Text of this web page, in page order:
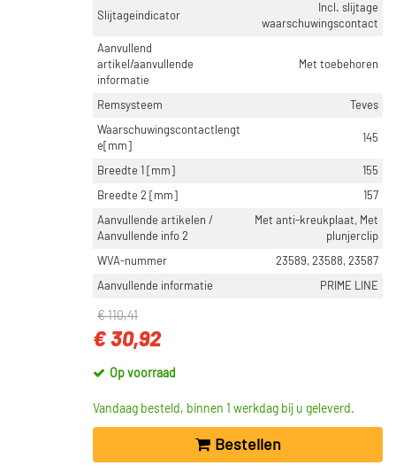
Slijtageindicator
Incl. slijtage
waarschuwingscontact
Aanvullend
artikel/aanvullende
informatie
Met toebehoren
Remsysteem
Teves
Waarschuwingscontactlengt
e[mm]
145
Breedte 1 [mm]
155
Breedte 2 [mm]
157
Aanvullende artikelen /
Aanvullende info 2
Met anti-kreukplaat, Met
plunjerclip
WVA-nummer
23589, 23588, 23587
Aanvullende informatie
PRIME LINE
€ 110,41
€ 30,92
Op voorraad
Vandaag besteld, binnen 1 werkdag bij u geleverd.
Bestellen